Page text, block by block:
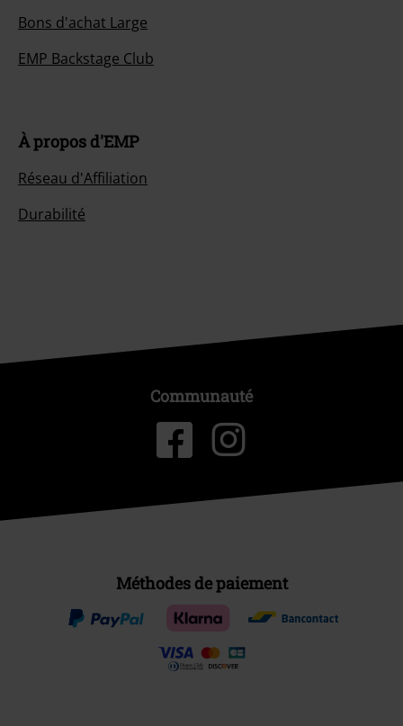
Bons d'achat Large
EMP Backstage Club
À propos d'EMP
Réseau d'Affiliation
Durabilité
Communauté
Méthodes de paiement